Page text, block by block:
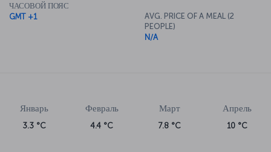
ЧАСОВОЙ ПОЯС
GMT +1
AVG. PRICE OF A MEAL (2
PEOPLE)
N/A
Январь
3.3 °C
Февраль
4.4 °C
Март
7.8 °C
Апрель
10 °C